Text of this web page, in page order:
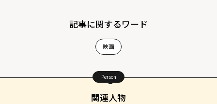
記事に関するワード
映画
Person
関連人物